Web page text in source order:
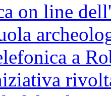
on line
a